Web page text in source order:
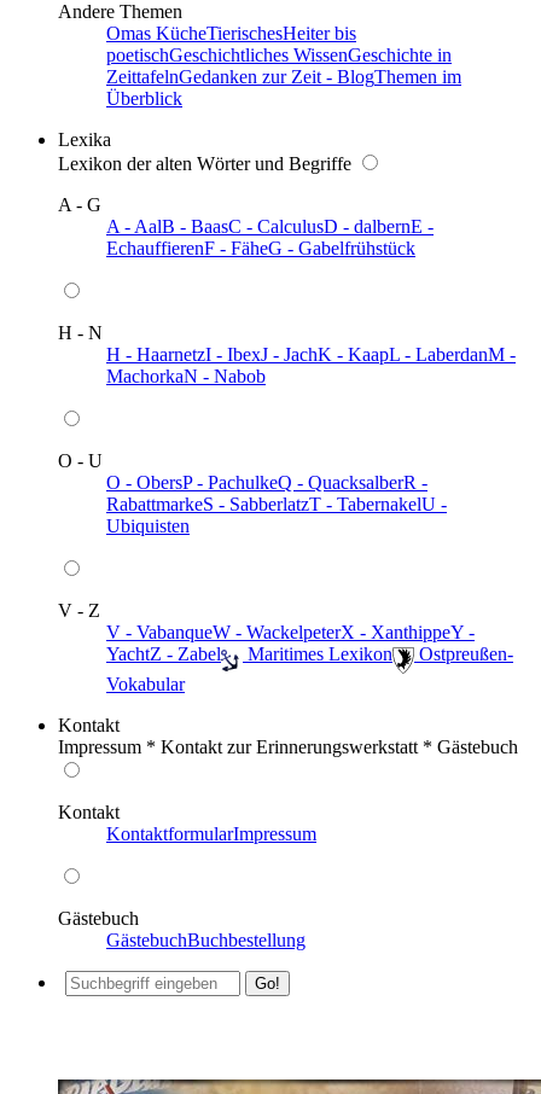
Andere Themen
Omas KücheTierischesHeiter bis
poetischGeschichtliches WissenGeschichte in
ZeittafelnGedanken zur Zeit - BlogThemen im
Überblick
Lexika
Lexikon der alten Wörter und Begriffe
A - G
A - AalB - BaasC - CalculusD - dalbernE -
EchauffierenF - FäheG - Gabelfrühstück
H - N
H - HaarnetzI - IbexJ - JachK - KaapL - LaberdanM -
MachorkaN - Nabob
O - U
O - ObersP - PachulkeQ - QuacksalberR -
RabattmarkeS - SabberlatzT - TabernakelU -
Ubiquisten
V - Z
V - VabanqueW - WackelpeterX - XanthippeY -
YachtZ - Zabel ️ Maritimes Lexikon
️ Ostpreußen-
Vokabular
Kontakt
Impressum * Kontakt zur Erinnerungswerkstatt * Gästebuch
Kontakt
KontaktformularImpressum
Gästebuch
GästebuchBuchbestellung